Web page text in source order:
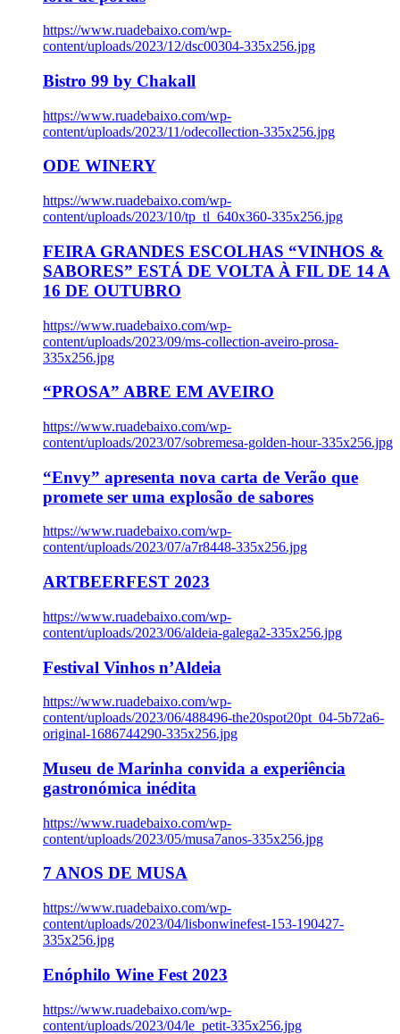
https://www.ruadebaixo.com/wp-
content/uploads/2023/12/dsc00304-335x256.jpg
Bistro 99 by Chakall
https://www.ruadebaixo.com/wp-
content/uploads/2023/11/odecollection-335x256.jpg
ODE WINERY
https://www.ruadebaixo.com/wp-
content/uploads/2023/10/tp_tl_640x360-335x256.jpg
FEIRA GRANDES ESCOLHAS “VINHOS &
SABORES” ESTÁ DE VOLTA À FIL DE 14 A
16 DE OUTUBRO
https://www.ruadebaixo.com/wp-
content/uploads/2023/09/ms-collection-aveiro-prosa-
335x256.jpg
“PROSA” ABRE EM AVEIRO
https://www.ruadebaixo.com/wp-
content/uploads/2023/07/sobremesa-golden-hour-335x256.jpg
“Envy” apresenta nova carta de Verão que
promete ser uma explosão de sabores
https://www.ruadebaixo.com/wp-
content/uploads/2023/07/a7r8448-335x256.jpg
ARTBEERFEST 2023
https://www.ruadebaixo.com/wp-
content/uploads/2023/06/aldeia-galega2-335x256.jpg
Festival Vinhos n’Aldeia
https://www.ruadebaixo.com/wp-
content/uploads/2023/06/488496-the20spot20pt_04-5b72a6-
original-1686744290-335x256.jpg
Museu de Marinha convida a experiência
gastronómica inédita
https://www.ruadebaixo.com/wp-
content/uploads/2023/05/musa7anos-335x256.jpg
7 ANOS DE MUSA
https://www.ruadebaixo.com/wp-
content/uploads/2023/04/lisbonwinefest-153-190427-
335x256.jpg
Enóphilo Wine Fest 2023
https://www.ruadebaixo.com/wp-
content/uploads/2023/04/le_petit-335x256.jpg